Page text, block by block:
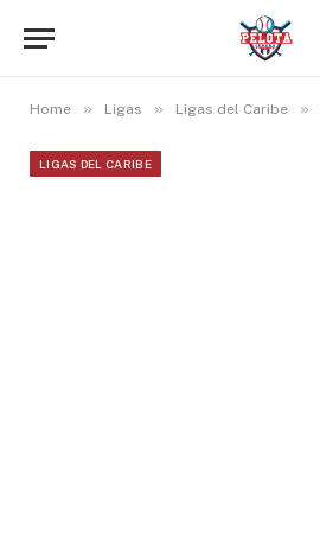
Home » Ligas » Ligas del Caribe »
LIGAS DEL CARIBE